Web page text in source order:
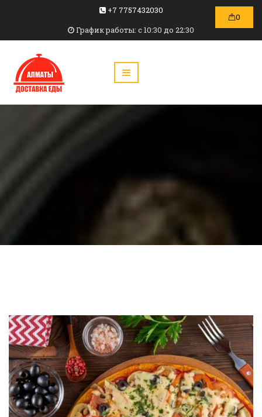
+7 7757432030
График работы: c 10:30 до 22:30
0